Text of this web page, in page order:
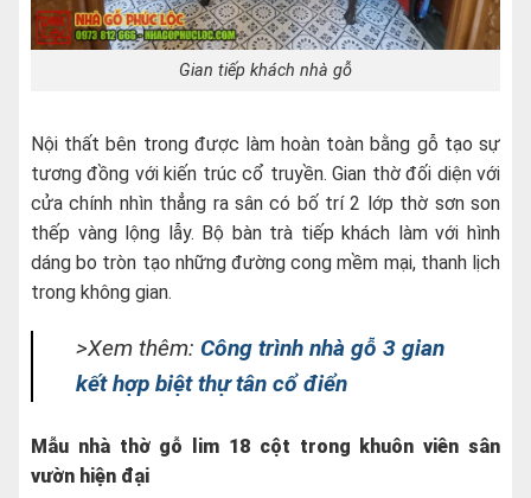
Gian tiếp khách nhà gỗ
Nội thất bên trong được làm hoàn toàn bằng gỗ tạo sự
tương đồng với kiến trúc cổ truyền. Gian thờ đối diện với
cửa chính nhìn thẳng ra sân có bố trí 2 lớp thờ sơn son
thếp vàng lộng lẫy. Bộ bàn trà tiếp khách làm với hình
dáng bo tròn tạo những đường cong mềm mại, thanh lịch
trong không gian.
>Xem thêm: Công trình nhà gỗ 3 gian
kết hợp biệt thự tân cổ điển
Mẫu nhà thờgỗ lim 18 cột trong khuôn viên sân
vườn hiện đại